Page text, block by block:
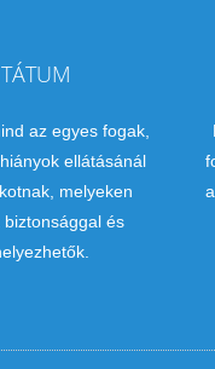
az egyes fogak,
ellátásánál
melyeken
és